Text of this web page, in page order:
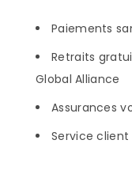
Paiements
Retraits
Global Alliance
Assurances
Service